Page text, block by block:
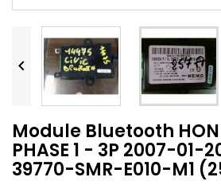

Module Bluetooth
PHASE 1 - 3P 2007-01-
39770-SMR-E010-M1